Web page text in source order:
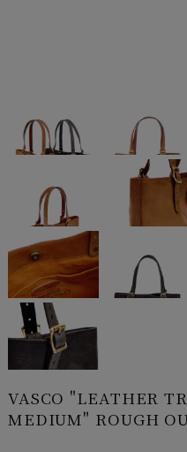
VASCO "LEATHER
MEDIUM" ROUGH